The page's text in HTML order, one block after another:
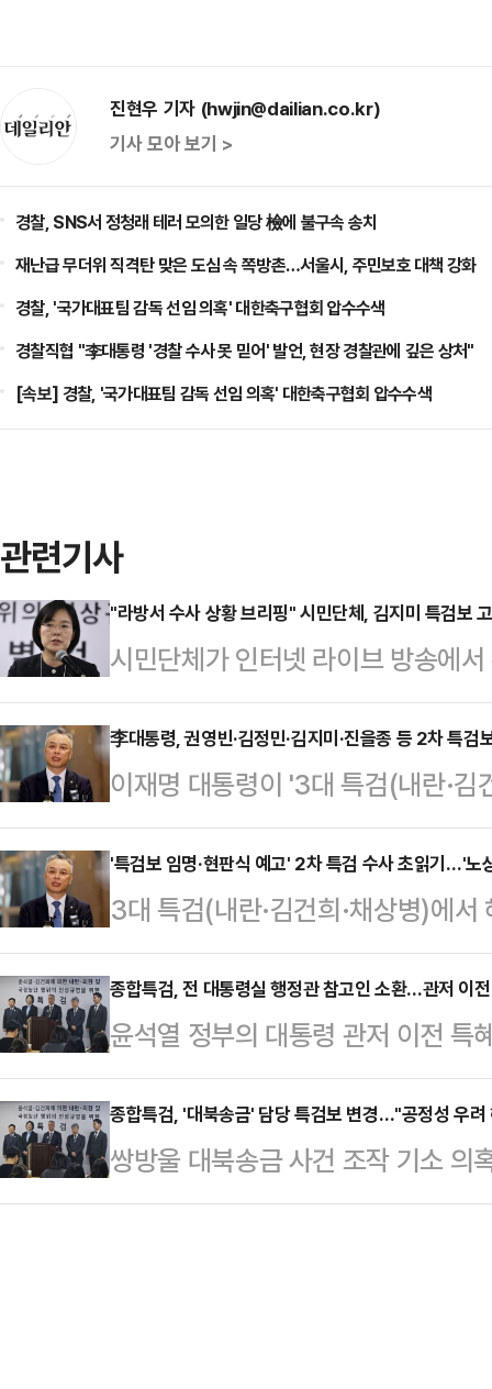
진현우 기자 (hwjin@dailian.co.kr)
기사 모아 보기 >
경찰, SNS서 정청래 테러 모의한 일당 檢에 불구속 송치
재난급 무더위 직격탄 맞은 도심 속 쪽방촌…서울시, 주민보호 대책 강화
경찰, '국가대표팀 감독 선임 의혹' 대한축구협회 압수수색
경찰직협 "李대통령 '경찰 수사 못 믿어' 발언, 현장 경찰관에 깊은 상처"
[속보] 경찰, '국가대표팀 감독 선임 의혹' 대한축구협회 압수수색
관련기사
"라방서 수사 상황 브리핑" 시민단체, 김지미 특검보
시민단체가 인터넷 라이브 방송에
팀의 김지미 특검보를 경찰에 고발
민민생대책위원회는 이날 김지미
누설, 피의사실 공표 등 혐의로 서
창영 특검에 대해서도 "관리감독
다"며 직무유기 등 혐의로 함께 고
튜브 채널 '김어준의 겸손은힘들다
특검팀 인력 구성과 주요 …
李대통령, 권영빈·김정민·김지미·진을종 등 2차 특검
이재명 대통령이 '3대 특검(내란·
는 권창영 2차 종합특검의 특검보
23일 오후 언론 공지를 통해 "권창
특검보 후보자 중 권영빈(연수원
수원 37기), 진을종(연수원 37기)
특검은 대한변호사협회 등에서 특
에 임명을 요청한 것으로 전해졌다
이…
'특검보 임명·현판식 예고' 2차 특검 수사 초읽기…'노
3대 특검(내란·김건희·채상병)에
특검의 출범이 임박했다. 특별검사
데 이어 현판식을 열고 본격 수사에
사를 우선하겠단 방침인데, 이와 관
로 지목된다.24일 법조계에 따르
열고 본격적인 활동에 들어간다.
수사 준비를 마무리 하고 수사에
기간은 90…
종합특검, 전 대통령실 행정관 참고인 소환…관저 이
윤석열 정부의 대통령 관저 이전 특
검사팀이 당시 공사 업체 선정에 관
사 중이다.16일 법조계에 따르면
참고인 신분으로 소환해 관저 공사
정 과정 등을 확인하고 있다.황 전
종합특검, '대북송금' 담당 특검보 변경…"공정성 우려
쌍방울 대북송금 사건 조작 기소
영 특별검사)이 담당 특검보를 권